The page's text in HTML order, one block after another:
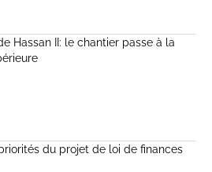
Hassan II: le chantier passe à la
priorités du projet de loi de finances